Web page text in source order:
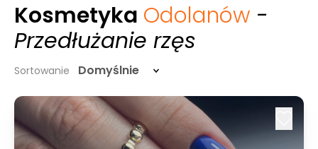
Kosmetyka Odolanów -
Przedłużanie rzęs
Sortowanie Domyślnie